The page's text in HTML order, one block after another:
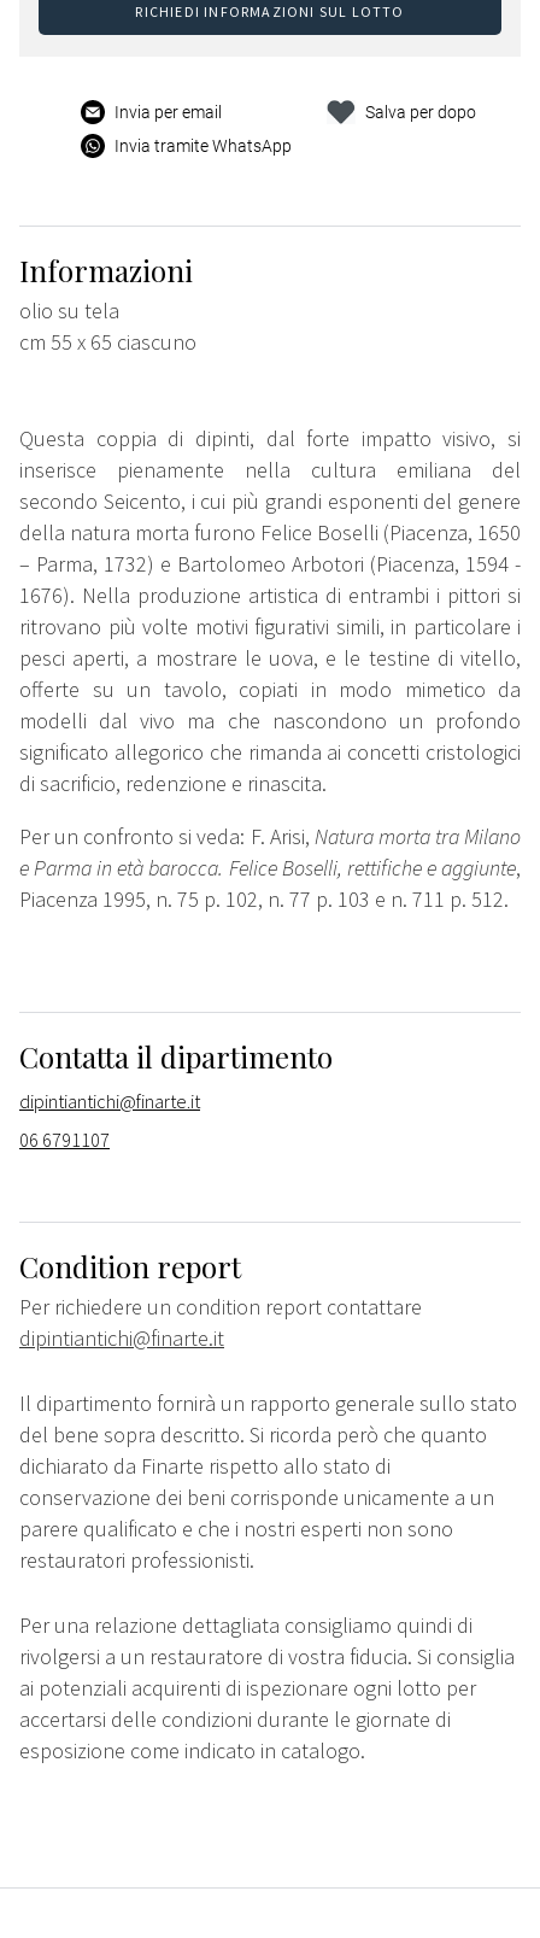
RICHIEDI INFORMAZIONI SUL LOTTO
Invia per email
Invia tramite WhatsApp
Salva per dopo
Informazioni
olio su tela
cm 55 x 65 ciascuno
Questa coppia di dipinti, dal forte impatto visivo, si
inserisce pienamente nella cultura emiliana del
secondo Seicento, i cui più grandi esponenti del genere
della natura morta furono Felice Boselli (Piacenza, 1650
– Parma, 1732) e Bartolomeo Arbotori (Piacenza, 1594 -
1676). Nella produzione artistica di entrambi i pittori si
ritrovano più volte motivi figurativi simili, in particolare i
pesci aperti, a mostrare le uova, e le testine di vitello,
offerte su un tavolo, copiati in modo mimetico da
modelli dal vivo ma che nascondono un profondo
significato allegorico che rimanda ai concetti cristologici
di sacrificio, redenzione e rinascita.
Per un confronto si veda: F. Arisi, Natura morta tra Milano
e Parma in età barocca. Felice Boselli, rettifiche e aggiunte,
Piacenza 1995, n. 75 p. 102, n. 77 p. 103 e n. 711 p. 512.
Contatta il dipartimento
dipintiantichi@finarte.it
06 6791107
Condition report
Per richiedere un condition report contattare
dipintiantichi@finarte.it
Il dipartimento fornirà un rapporto generale sullo stato
del bene sopra descritto. Si ricorda però che quanto
dichiarato da Finarte rispetto allo stato di
conservazione dei beni corrisponde unicamente a un
parere qualificato e che i nostri esperti non sono
restauratori professionisti.
Per una relazione dettagliata consigliamo quindi di
rivolgersi a un restauratore di vostra fiducia. Si consiglia
ai potenziali acquirenti di ispezionare ogni lotto per
accertarsi delle condizioni durante le giornate di
esposizione come indicato in catalogo.